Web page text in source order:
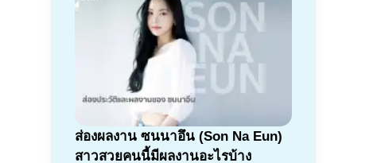
ส่องผลงาน ซนนาอึน (Son Na Eun)
สาวสวยคนนี้มีผลงานอะไรบ้าง